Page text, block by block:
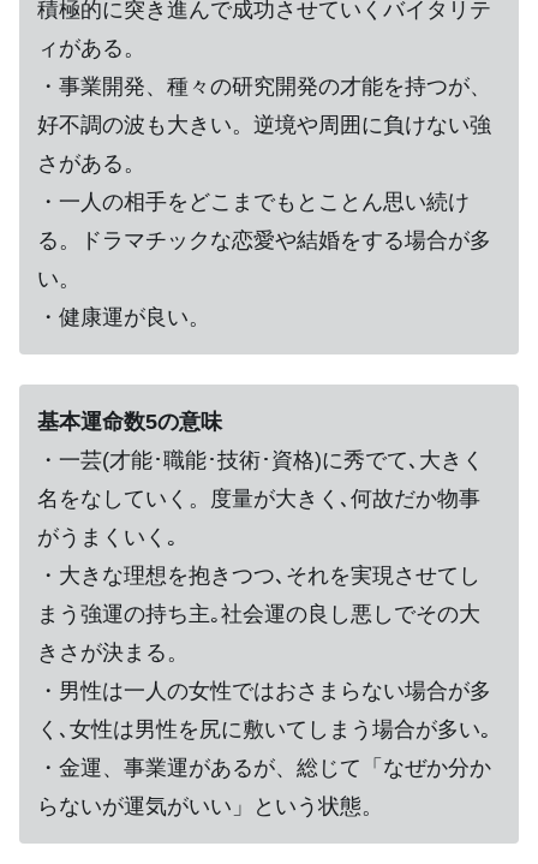
積極的に突き進んで成功させていくバイタリテ
ィがある。
・事業開発、種々の研究開発の才能を持つが、
好不調の波も大きい。逆境や周囲に負けない強
さがある。
・一人の相手をどこまでもとことん思い続け
る。ドラマチックな恋愛や結婚をする場合が多
い。
・健康運が良い。
基本運命数5の意味
・一芸(才能･職能･技術･資格)に秀でて､大きく
名をなしていく。度量が大きく､何故だか物事
がうまくいく｡
・大きな理想を抱きつつ､それを実現させてし
まう強運の持ち主｡社会運の良し悪しでその大
きさが決まる。
・男性は一人の女性ではおさまらない場合が多
く､女性は男性を尻に敷いてしまう場合が多い｡
・金運、事業運があるが、総じて「なぜか分か
らないが運気がいい」という状態。